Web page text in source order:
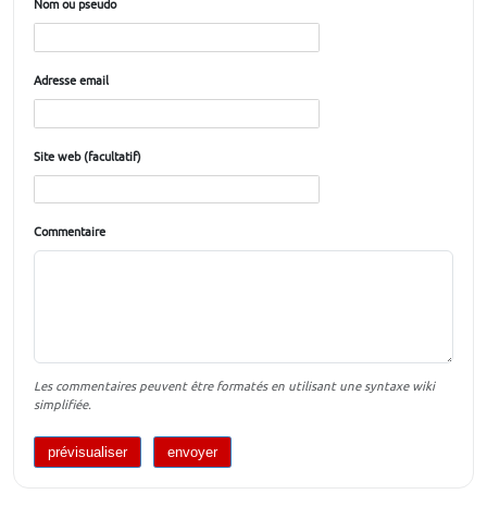
Nom ou pseudo
Adresse email
Site web (facultatif)
Commentaire
Les commentaires peuvent être formatés en utilisant une syntaxe wiki
simplifiée.